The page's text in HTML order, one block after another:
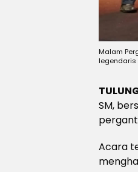
Malam
legendaris
SM,
Acara